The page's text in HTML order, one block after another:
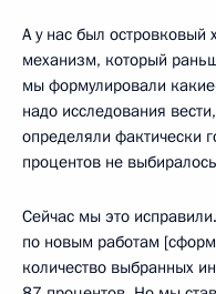
А у нас был островковый
механизм, который
мы формулировали
надо исследования
определяли фактически
процентов не
Сейчас мы это
по новым работам
количество выбранных